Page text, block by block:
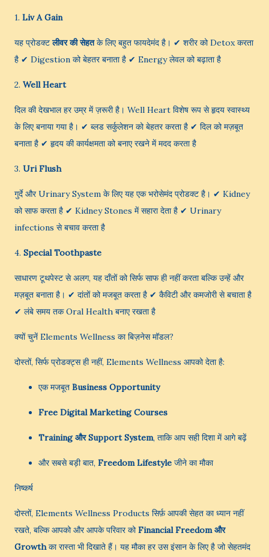
1. Liv A Gain
यह प्रोडक्टलीवर की सेहतके लिए बहुत फायदेमंद है। ✔ शरीर को Detox करता
है ✔ Digestion को बेहतर बनाता है ✔ Energy लेवल को बढ़ाता है
2. Well Heart
दिल की देखभाल हर उम्र में ज़रूरी है। Well Heart विशेष रूप से हृदय स्वास्थ्य
के लिए बनाया गया है। ✔ ब्लड सर्कुलेशन को बेहतर करता है ✔ दिल को मज़बूत
बनाता है ✔ हृदय की कार्यक्षमता को बनाए रखने में मदद करता है
3. Uri Flush
गुर्दे और Urinary System के लिए यह एक भरोसेमंद प्रोडक्ट है। ✔ Kidney
को साफ करता है ✔ Kidney Stones में सहारा देता है ✔ Urinary
infections से बचाव करता है
4. Special Toothpaste
साधारण टूथपेस्ट से अलग, यह दाँतों को सिर्फ साफ ही नहीं करता बल्कि उन्हें और
मज़बूत बनाता है। ✔ दांतों को मजबूत करता है ✔ कैविटी और कमजोरी से बचाता है
✔ लंबे समय तक Oral Health बनाए रखता है
क्यों चुनें Elements Wellness का बिज़नेस मॉडल?
दोस्तों, सिर्फ प्रोडक्ट्स ही नहीं, Elements Wellness आपको देता है:
एक मजबूत Business Opportunity
Free Digital Marketing Courses
Training और Support System, ताकि आप सही दिशा में आगे बढ़ें
और सबसे बड़ी बात, Freedom Lifestyle जीने का मौका
निष्कर्ष
दोस्तों, Elements Wellness Products सिर्फ़ आपकी सेहत का ध्यान नहीं
रखते, बल्कि आपको और आपके परिवार कोFinancial Freedom और
Growthका रास्ता भी दिखाते हैं। यह मौका हर उस इंसान के लिए है जो सेहतमंद